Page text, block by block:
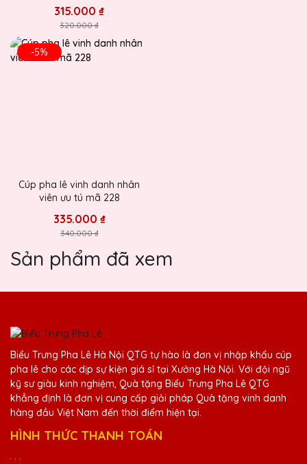
315.000 ₫
320.000 ₫
-5%
Cúp pha lê vinh danh nhân
viên ưu tú mã 228
335.000 ₫
340.000 ₫
Sản phẩm đã xem
Biểu Trưng Pha Lê Hà Nội QTG tự hào là đơn vị nhập khẩu cúp
pha lê cho các dịp sự kiện giá sỉ tại Xưởng Hà Nội. Với đội ngũ
kỹ sư giàu kinh nghiệm, Quà tặng Biểu Trưng Pha Lê QTG
khẳng định là đơn vị cung cấp giải pháp Quà tặng vinh danh
hàng đầu Việt Nam đến thời điểm hiện tại.
HÌNH THỨC THANH TOÁN